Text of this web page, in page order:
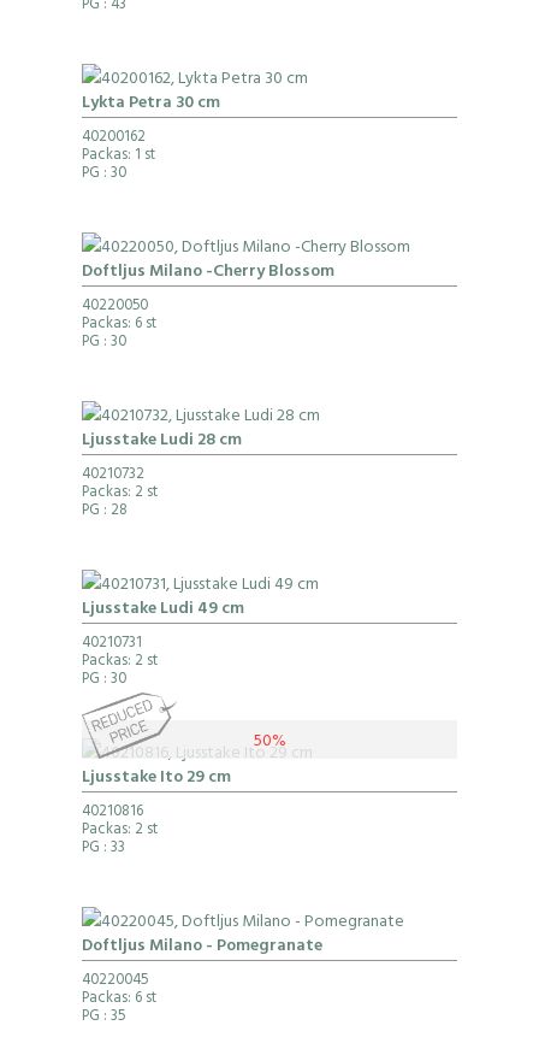
PG : 43
Lykta Petra 30 cm
40200162
Packas: 1 st
PG : 30
Doftljus Milano -Cherry Blossom
40220050
Packas: 6 st
PG : 30
Ljusstake Ludi 28 cm
40210732
Packas: 2 st
PG : 28
Ljusstake Ludi 49 cm
40210731
Packas: 2 st
PG : 30
50%
Ljusstake Ito 29 cm
40210816
Packas: 2 st
PG : 33
Doftljus Milano - Pomegranate
40220045
Packas: 6 st
PG : 35